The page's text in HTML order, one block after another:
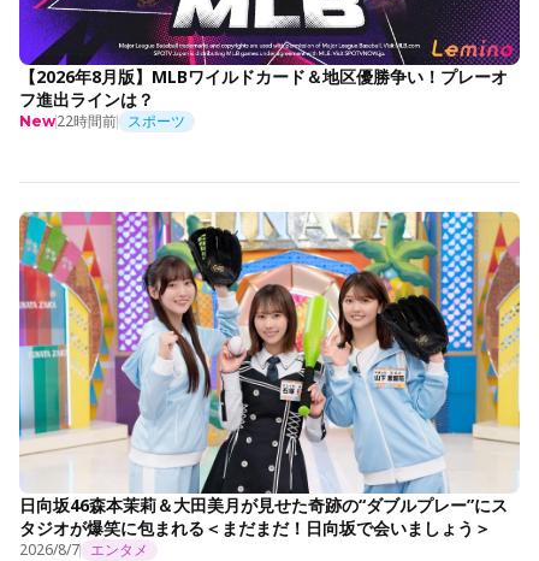
【2026年8月版】MLBワイルドカード＆地区優勝争い！プレーオ
フ進出ラインは？
New22時間前 スポーツ
日向坂46森本茉莉＆大田美月が見せた奇跡の“ダブルプレー”にス
タジオが爆笑に包まれる＜まだまだ！日向坂で会いましょう＞
2026/8/7 エンタメ